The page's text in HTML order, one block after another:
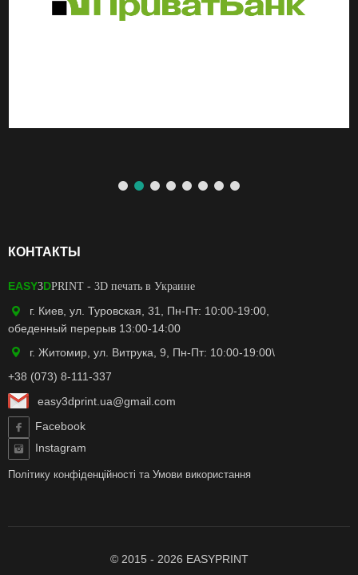
КОНТАКТЫ
EASY3DPRINT - 3D печать в Украине
г. Киев, ул. Туровская, 31, Пн-Пт: 10:00-19:00,
обеденный перерыв 13:00-14:00
г. Житомир, ул. Витрука, 9, Пн-Пт: 10:00-19:00\
+38 (073) 8-111-337
easy3dprint.ua@gmail.com
Facebook
Instagram
Політику конфіденційності та Умови використання
© 2015 - 2026 EASYPRINT